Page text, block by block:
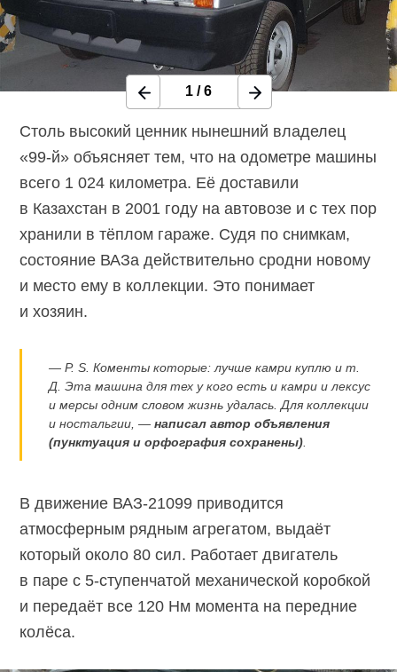
1 /6
Столь высокий ценник нынешний владелец
«99-й» объясняет тем, что на одометре машины
всего 1 024 километра. Её доставили
в Казахстан в 2001 году на автовозе и с тех пор
хранили в тёплом гараже. Судя по снимкам,
состояние ВАЗа действительно сродни новому
и место ему в коллекции. Это понимает
и хозяин.
— P. S. Коменты которые: лучше камри куплю и т.
Д. Эта машина для тех у кого есть и камри и лексус
и мерсы одним словом жизнь удалась. Для коллекции
и ностальгии, —написал автор объявления
(пунктуация и орфография сохранены)
В движение ВАЗ-21099 приводится
атмосферным рядным агрегатом, выдаёт
который около 80 сил. Работает двигатель
в парес 5-ступенчатой механической коробкой
и передаёт все 120 Нм момента на передние
колёса.